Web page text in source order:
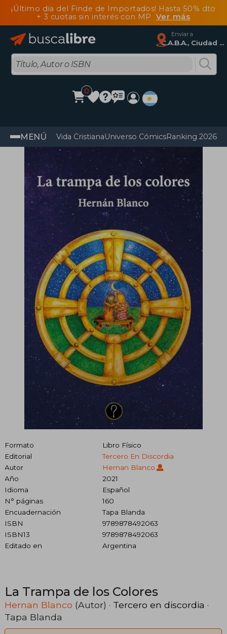
¡Último día del Finde de Importados! Hasta 50% dto
+ 3 cuotas sin interés con MP Ver más
Enviar a
C.A.B.A., Ciudad Autónoma De Buenos Aires
0
MENÚ Vida CristianaUniverso CómicsRanking 2026
Formato
Libro Físico
Editorial
Tercero En Discordia
Autor
Hernan Blanco
Año
2021
Idioma
Español
N° páginas
160
Encuadernación
Tapa Blanda
ISBN
9789878492063
ISBN13
9789878492063
Editado en
Argentina
La Trampa de los Colores
Hernan Blanco (Autor) · Tercero en discordia ·
Tapa Blanda